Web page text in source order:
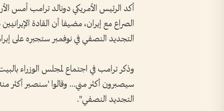
أكد الرئيس ​الأمريكي دونالد ترامب أمس
الصراع مع إيران، مضيفا أن القادة
التجديد النصفي في نوفمبر ستجبره على
وذكر ترامب في اجتماع لمجلس الوزراء بالبيت
سيصبرون ⁠أكثر مني... وقالوا 'سنصبر أكثر
التجديد النصفي".